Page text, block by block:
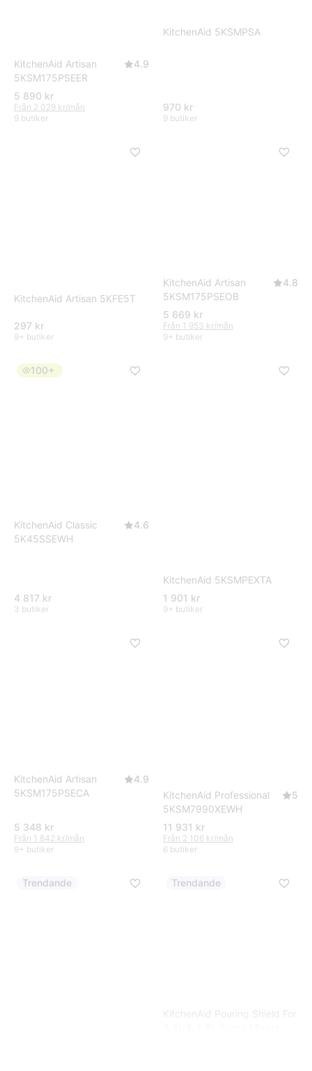
KitchenAid Artisan
5KSM175PSEER
4.9
5 890 kr
Från 2 029 kr/mån
9 butiker
KitchenAid 5KSMPSA
970 kr
9 butiker
KitchenAid Artisan 5KFE5T
297 kr
9+ butiker
KitchenAid Artisan
5KSM175PSEOB
4.8
5 669 kr
Från 1 953 kr/mån
9+ butiker
100+
KitchenAid Classic
5K45SSEWH
4.6
4 817 kr
3 butiker
KitchenAid 5KSMPEXTA
1 901 kr
9+ butiker
KitchenAid Artisan
5KSM175PSECA
4.9
5 348 kr
Från 1 842 kr/mån
9+ butiker
KitchenAid Professional
5KSM7990XEWH
5
11 931 kr
Från 2 106 kr/mån
6 butiker
Trendande Trendande
KitchenAid Pouring Shield For